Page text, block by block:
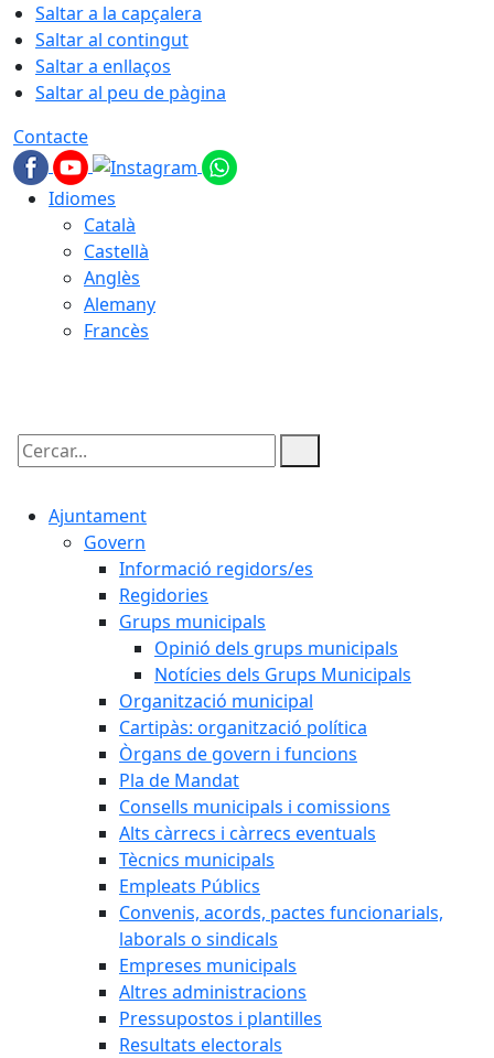
Saltar a la capçalera
Saltar al contingut
Saltar a enllaços
Saltar al peu de pàgina
Contacte
Idiomes
Català
Castellà
Anglès
Alemany
Francès
Cercar:
Ajuntament
Govern
Informació regidors/es
Regidories
Grups municipals
Opinió dels grups municipals
Notícies dels Grups Municipals
Organització municipal
Cartipàs: organització política
Òrgans de govern i funcions
Pla de Mandat
Consells municipals i comissions
Alts càrrecs i càrrecs eventuals
Tècnics municipals
Empleats Públics
Convenis, acords, pactes funcionarials,
laborals o sindicals
Empreses municipals
Altres administracions
Pressupostos i plantilles
Resultats electorals